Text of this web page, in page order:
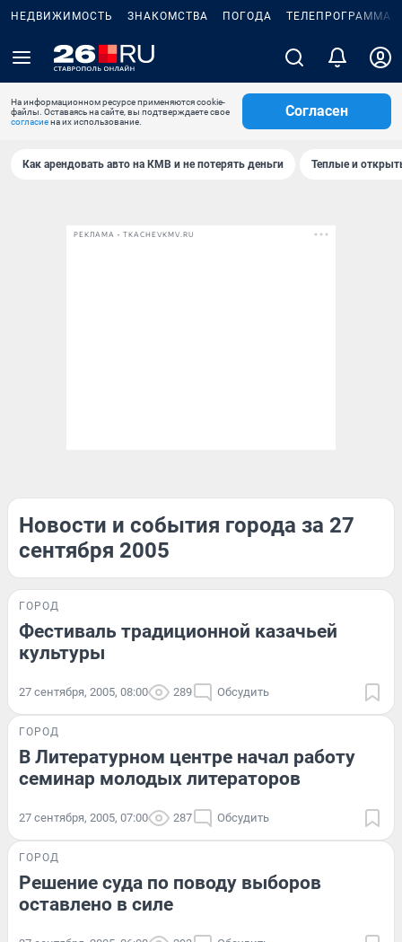
НЕДВИЖИМОСТЬ ЗНАКОМСТВА ПОГОДА ТЕЛЕПРОГРАММА
На информационном ресурсе применяются cookie-
файлы. Оставаясь на сайте, вы подтверждаете свое
согласиена их использование.
Согласен
Как арендовать авто на КМВ и не потерять деньги Теплые и
РЕКЛАМА • TKACHEVKMV.RU
Новости и события города за 27
сентября 2005
ГОРОД
Фестиваль традиционной казачьей
культуры
27 сентября, 2005, 08:00 289 Обсудить
ГОРОД
В Литературном центре начал работу
семинар молодых литераторов
27 сентября, 2005, 07:00 287 Обсудить
ГОРОД
Решение суда по поводу выборов
оставлено в силе